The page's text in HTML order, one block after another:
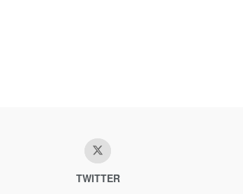
TWITTER